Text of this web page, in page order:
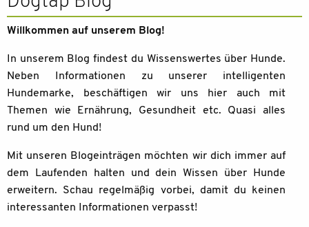
Willkommen auf unserem Blog!
In unserem Blog findest du Wissenswertes über Hunde.
Neben Informationen zu unserer intelligenten
Hundemarke, beschäftigen wir uns hier auch mit
Themen wie Ernährung, Gesundheit etc. Quasi alles
rund um den Hund!
Mit unseren Blogeinträgen möchten wir dich immer auf
dem Laufenden halten und dein Wissen über Hunde
erweitern. Schau regelmäßig vorbei, damit du keinen
interessanten Informationen verpasst!